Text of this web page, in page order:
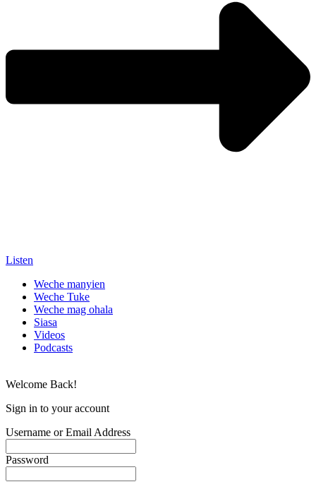
Listen
Weche manyien
Weche Tuke
Weche mag ohala
Siasa
Videos
Podcasts
Welcome Back!
Sign in to your account
Username or Email Address
Password